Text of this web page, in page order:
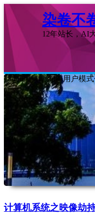
染卷不
12年站长，AI
18456报错，sql单用户模
计算机系统之映像劫